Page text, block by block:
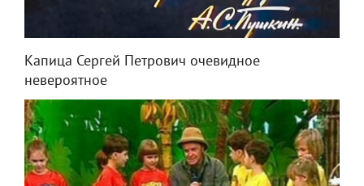
Капица Сергей Петрович очевидное
невероятное